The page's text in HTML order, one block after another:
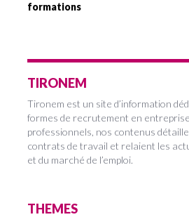
formations
TIRONEM
Tironem est un site d’information
formes de recrutement en
professionnels, nos contenus
contrats de travail et relaient les
et du marché de l’emploi.
THEMES